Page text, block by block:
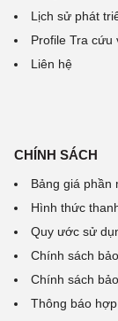
Lịch sử phát
Profile Tra cứu
Liên hệ
CHÍNH SÁCH
Bảng giá phần
Hình thức
Quy ước sử
Chính sách
Chính sách
Thông báo